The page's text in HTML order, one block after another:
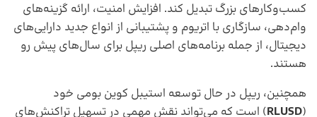
کسب‌وکارهای بزرگ تبدیل کند. افزایش امنیت، ارائه گزینه‌های
وام‌دهی، سازگاری با اتریوم و پشتیبانی از انواع جدید دارایی‌های
دیجیتال، از جمله برنامه‌های اصلی ریپل برای سال‌های پیش رو
هستند.
همچنین، ریپل در حال توسعه استیبل کوین بومی خود
(
RLUSD) است که می‌تواند نقش مهمی در تسهیل تراکنش‌های